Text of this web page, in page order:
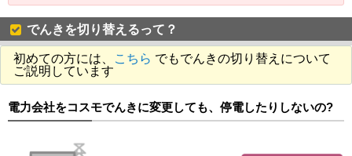
でんきを切り替えるって？
初めての方には、 こちら でもでんきの切り替えについて
ご説明しています
電力会社をコスモでんきに変更しても、停電したりしないの?